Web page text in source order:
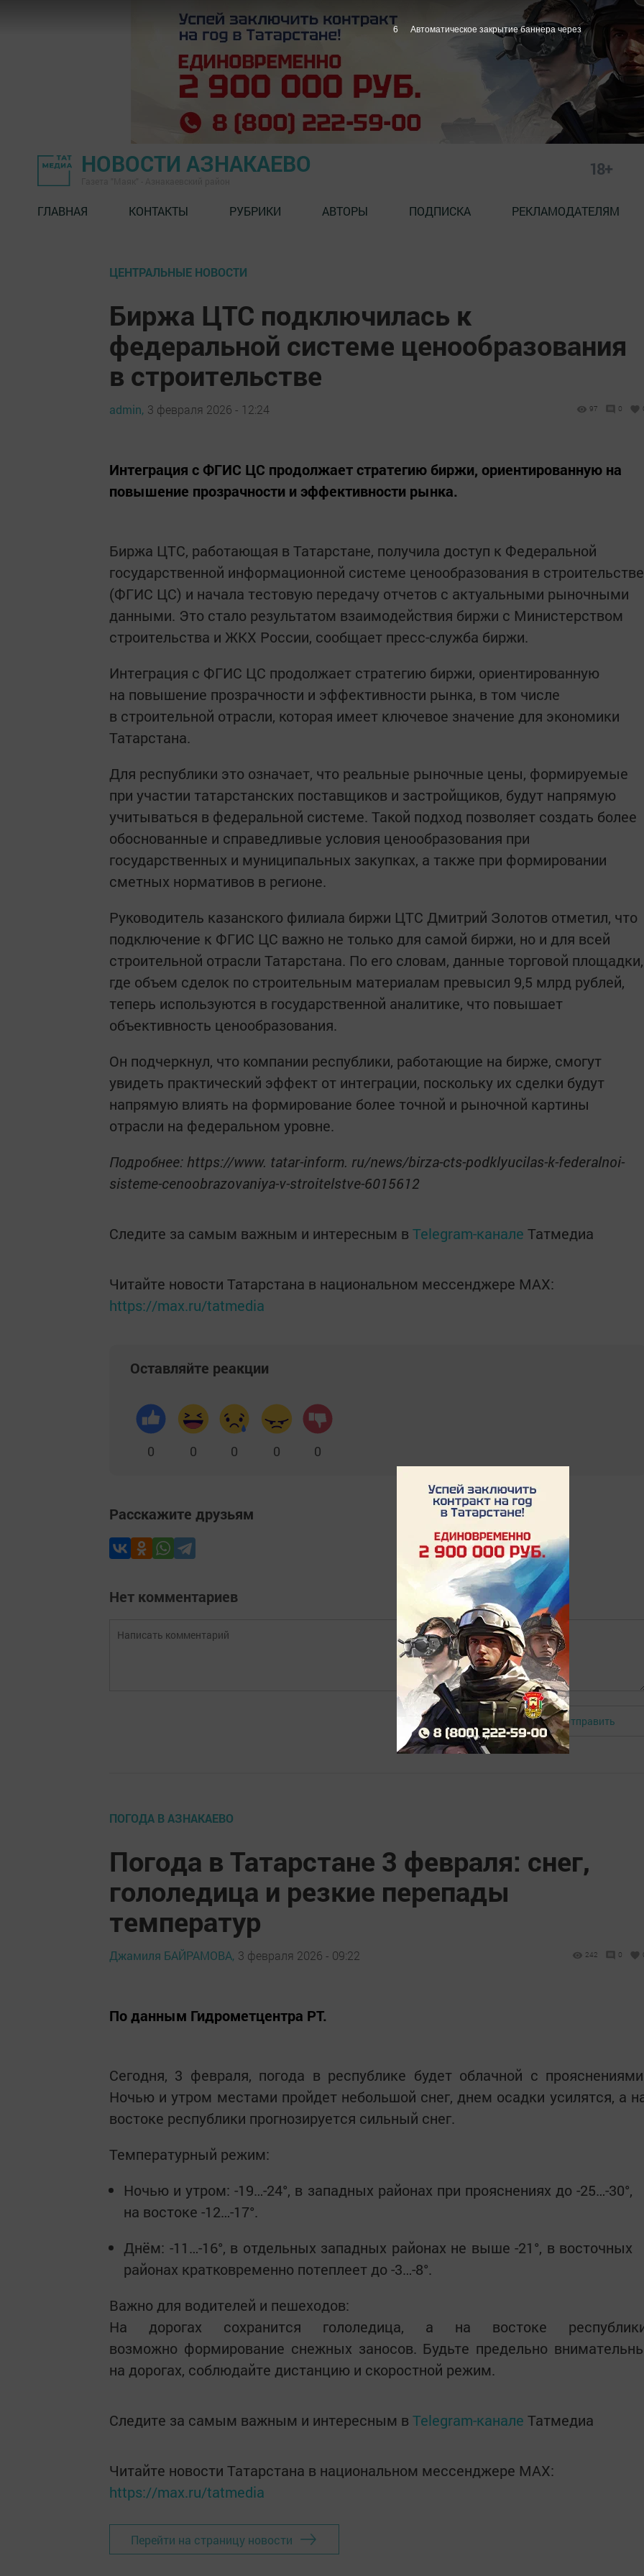
НОВОСТИ АЗНАКАЕВО 18+
ГЛАВНАЯ КОНТАКТЫ РУБРИКИ АВТОРЫ ПОДПИСКА РЕКЛАМОДАТЕЛЯМ
ЦЕНТРАЛЬНЫЕ НОВОСТИ
Биржа ЦТС подключилась к
федеральной системе ценообразования
в строительстве
admin, 3 февраля 2026 - 12:24 97 0
Интеграция с ФГИС ЦС продолжает стратегию биржи, ориентированную на
повышение прозрачности и эффективности рынка.
Биржа ЦТС, работающая в Татарстане, получила доступ к Федеральной
государственной информационной системе ценообразования в строительстве
(ФГИС ЦС) и начала тестовую передачу отчетов с актуальными рыночными
данными. Это стало результатом взаимодействия биржи с Министерством
строительства и ЖКХ России, сообщает пресс-служба биржи.
Интеграция с ФГИС ЦС продолжает стратегию биржи, ориентированную
на повышение прозрачности и эффективности рынка, в том числе
в строительной отрасли, которая имеет ключевое значение для экономики
Татарстана.
Для республики это означает, что реальные рыночные цены, формируемые
при участии татарстанских поставщиков и застройщиков, будут напрямую
учитываться в федеральной системе. Такой подход позволяет создать более
обоснованные и справедливые условия ценообразования при
государственных и муниципальных закупках, а также при формировании
сметных нормативов в регионе.
Руководитель казанского филиала биржи ЦТС Дмитрий Золотов отметил, что
подключение к ФГИС ЦС важно не только для самой биржи, но и для всей
строительной отрасли Татарстана. По его словам, данные торговой площадки,
где объем сделок по строительным материалам превысил 9,5 млрд рублей,
теперь используются в государственной аналитике, что повышает
объективность ценообразования.
Он подчеркнул, что компании республики, работающие на бирже, смогут
увидеть практический эффект от интеграции, поскольку их сделки будут
напрямую влиять на формирование более точной и рыночной картины
отрасли на федеральном уровне.
Подробнее: https://www. tatar-inform. ru/news/birza-cts-podklyucilas-k-federalnoi-
sisteme-cenoobrazovaniya-v-stroitelstve-6015612
Следите за самым важным и интересным в Telegram-канале Татмедиа
Читайте новости Татарстана в национальном мессенджере MАХ:
https://max.ru/tatmedia
Оставляйте реакции
0 0 0 0 0
Расскажите друзьям
Нет комментариев
Авторизоваться Отправить
ПОГОДА В АЗНАКАЕВО
Погода в Татарстане 3 февраля: снег,
гололедица и резкие перепады
температур
Джамиля БАЙРАМОВА, 3 февраля 2026 - 09:22 242 0
По данным Гидрометцентра РТ.
Сегодня, 3 февраля, погода в республике будет облачной с
Ночью и утром местами пройдет небольшой снег, днем осадки усилятся, а
востоке республики прогнозируется сильный снег.
Температурный режим:
Ночью и утром: -19…-24°, в западных районах при прояснениях до -25…-30°,
на востоке -12…-17°.
Днём: -11…-16°, в отдельных западных районах не выше -21°, в восточных
районах кратковременно потеплеет до -3…-8°.
Важно для водителей и пешеходов:
На дорогах сохранится гололедица, а на востоке
возможно формирование снежных заносов. Будьте предельно
на дорогах, соблюдайте дистанцию и скоростной режим.
Следите за самым важным и интересным в Telegram-канале Татмедиа
Читайте новости Татарстана в национальном мессенджере MАХ:
https://max.ru/tatmedia
Перейти на страницу новости
5 Автоматическое закрытие баннера через